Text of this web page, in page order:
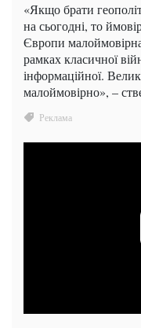
«Якщо брати
на сьогодні, то
Європи
рамках класичної
інформаційної.
малоймовірно», –